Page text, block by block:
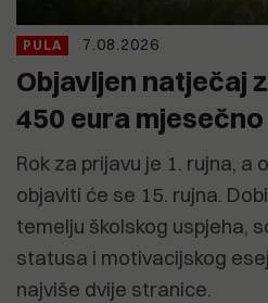
PULA 7.08.2026
Objavljen natječaj
450 eura mjesečno
Rok za prijavu je 1. rujna, a
objaviti će se 15. rujna.
temelju školskog uspjeha,
statusa i motivacijskog
najviše dvije stranice.